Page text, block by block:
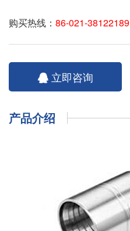
购买热线： 86-021-38122189
立即咨询
产品介绍